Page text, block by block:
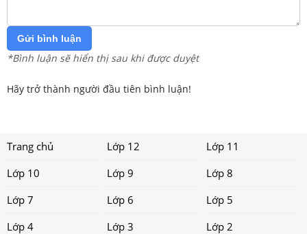
Gửi bình luận
*Bình luận sẽ hiển thị sau khi được duyệt
Hãy trở thành người đầu tiên bình luận!
Trang chủ Lớp 12
Lớp 11
Lớp 10
Lớp 9
Lớp 8
Lớp 7
Lớp 6
Lớp 5
Lớp 4
Lớp 3 Lớp 2